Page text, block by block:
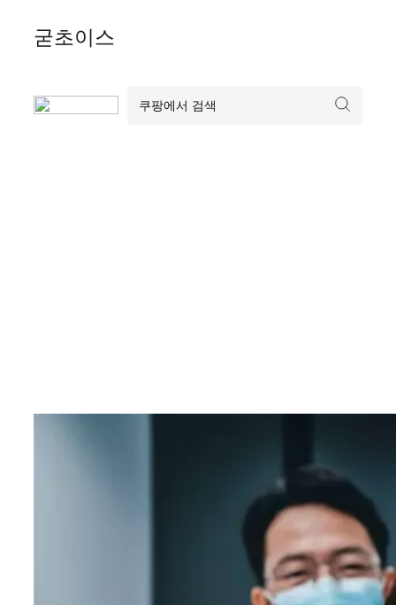
Skip굳초이스